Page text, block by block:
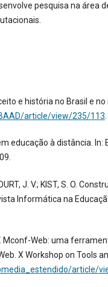
pesquisa na área
e história no Brasil e
article/view/235/113
educação à distância.
J. V.; KIST, S. O.
Informática na
V. Mconf-Web: uma
X Workshop on Tools
article/